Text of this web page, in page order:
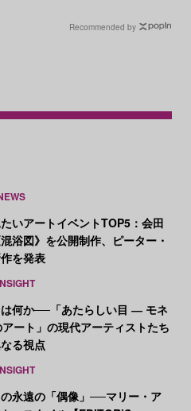
Recommended by
いアートイベントTOP5：会田
浴図》を公開制作、ピーター・
を発表
は何か──「あたらしい目 ― モネ
ート」の現代アーティストたち
る視点
永遠の「偶像」──マリー・ア